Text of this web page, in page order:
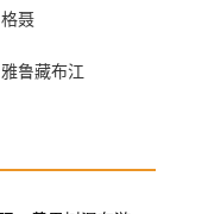
格聂
雅鲁藏布江